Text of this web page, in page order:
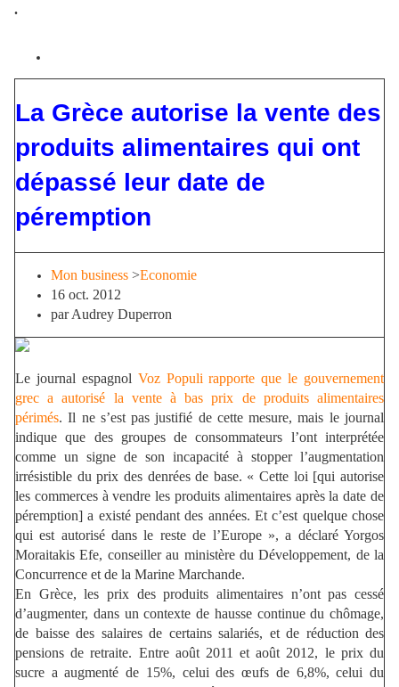
.
La Grèce autorise la vente des
produits alimentaires qui ont
dépassé leur date de
péremption
Mon business >Economie
16 oct. 2012
par Audrey Duperron
Le journal espagnol Voz Populi rapporte que le gouvernement
grec a autorisé la vente à bas prix de produits alimentaires
périmés. Il ne s’est pas justifié de cette mesure, mais le journal
indique que des groupes de consommateurs l’ont interprétée
comme un signe de son incapacité à stopper l’augmentation
irrésistible du prix des denrées de base. « Cette loi [qui autorise
les commerces à vendre les produits alimentaires après la date de
péremption] a existé pendant des années. Et c’est quelque chose
qui est autorisé dans le reste de l’Europe », a déclaré Yorgos
Moraitakis Efe, conseiller au ministère du Développement, de la
Concurrence et de la Marine Marchande.
En Grèce, les prix des produits alimentaires n’ont pas cessé
d’augmenter, dans un contexte de hausse continue du chômage,
de baisse des salaires de certains salariés, et de réduction des
pensions de retraite. Entre août 2011 et août 2012, le prix du
sucre a augmenté de 15%, celui des œufs de 6,8%, celui du